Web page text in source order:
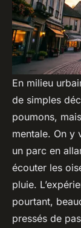
En milieu
de simples
poumons,
mentale. On y
un parc en
écouter les
pluie.
pourtant,
pressés de